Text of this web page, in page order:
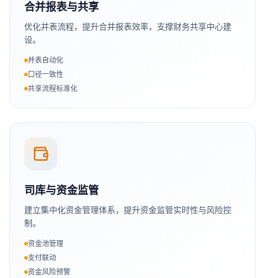
合并报表与共享
优化并表流程，提升合并报表效率，支撑财务共享中心建
设。
并表自动化
口径一致性
共享流程标准化
司库与资金监管
建立集中化资金管理体系，提升资金监管实时性与风险控
制。
资金池管理
支付联动
资金风险预警